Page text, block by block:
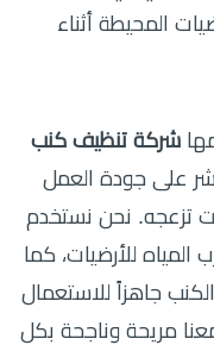
المحيطة أثناء
شركة تنظيف كنب
على جودة العمل
تزعجه. نحن نستخدم
للأرضيات، كما
جاهزاً للاستعمال
مريحة وناجحة بكل